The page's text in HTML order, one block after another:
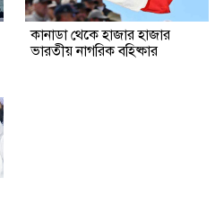
কানাডা থেকে হাজার হাজার
ভারতীয় নাগরিক বহিষ্কার